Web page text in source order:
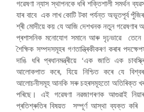
গৱেষণা ন্যাস স্থাপনকে ধৰি শক্তিশালী সমৰ্থন
যাৰ বাবে এক লাখ কোটি টকা পৰ্যন্ত অভূতপূৰ্ব
শ্ৰী মোদীয়ে কয় যে আজি দেশখনক নতুন
প্ৰশাসনিক মনোযোগ সমানে আৰু দৃঢ়ভাৱে তেনে
শৈক্ষিক সম্পদসমূহৰ গণতান্ত্ৰিকীকৰণ কৰাৰ
দাঙি ধৰি প্ৰধানমন্ত্ৰীয়ে ‘এক জাতি এক
আলোকপাত কৰে, যিয়ে নিশ্চিত কৰে যে বিশ্বৰ
আলোচনীসমূহ আনকি সৰু চহৰসমূহতো অতিৰিক্ত
পৰিছে। এই গৱেষণা নৱজাগৰণক আগুৱাই
প্ৰতিশ্ৰুতিৰ বিষয়ত সম্পূৰ্ণ আস্থা ব্যক্ত কৰি